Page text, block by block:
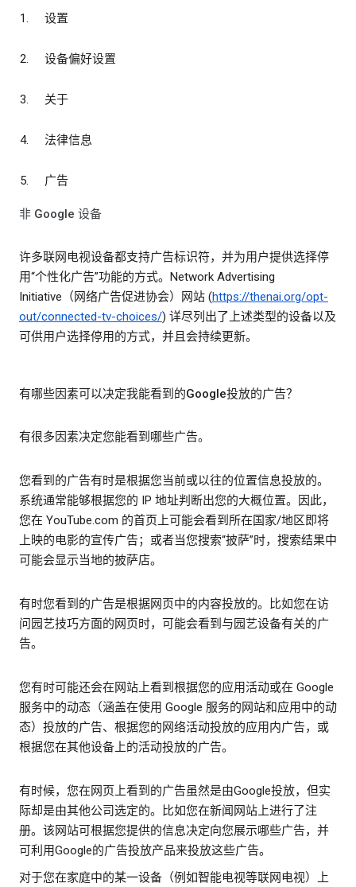
设置
设备偏好设置
关于
法律信息
广告
非 Google 设备
许多联网电视设备都支持广告标识符，并为用户提供选择停
用“个性化广告”功能的方式。Network Advertising
Initiative（网络广告促进协会）网站 (https://thenai.org/opt-
out/connected-tv-choices/) 详尽列出了上述类型的设备以及
可供用户选择停用的方式，并且会持续更新。
有哪些因素可以决定我能看到的Google投放的广告？
有很多因素决定您能看到哪些广告。
您看到的广告有时是根据您当前或以往的位置信息投放的。
系统通常能够根据您的 IP 地址判断出您的大概位置。因此，
您在 YouTube.com 的首页上可能会看到所在国家/地区即将
上映的电影的宣传广告；或者当您搜索“披萨”时，搜索结果中
可能会显示当地的披萨店。
有时您看到的广告是根据网页中的内容投放的。比如您在访
问园艺技巧方面的网页时，可能会看到与园艺设备有关的广
告。
您有时可能还会在网站上看到根据您的应用活动或在 Google
服务中的动态（涵盖在使用 Google 服务的网站和应用中的动
态）投放的广告、根据您的网络活动投放的应用内广告，或
根据您在其他设备上的活动投放的广告。
有时候，您在网页上看到的广告虽然是由Google投放，但实
际却是由其他公司选定的。比如您在新闻网站上进行了注
册。该网站可根据您提供的信息决定向您展示哪些广告，并
可利用Google的广告投放产品来投放这些广告。
对于您在家庭中的某一设备（例如智能电视等联网电视）上